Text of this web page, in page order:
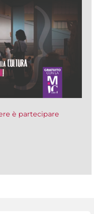
è partecipare